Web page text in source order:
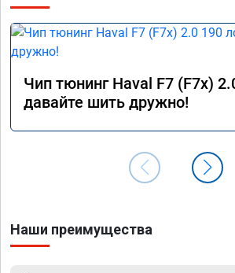
Чип тюнинг Haval F7 (F7x)
давайте шить дружно!
Наши преимущества